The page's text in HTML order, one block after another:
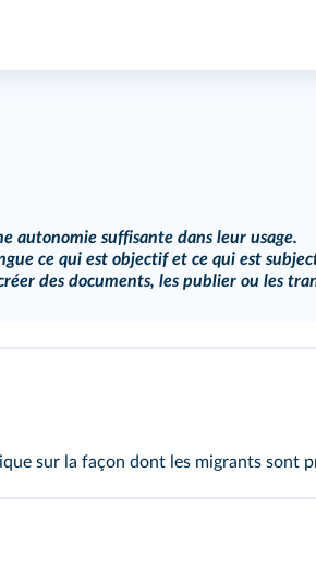
autonomie suffisante dans leur usage.
ce qui est objectif et ce qui est
des documents, les publier ou les
sur la façon dont les migrants sont